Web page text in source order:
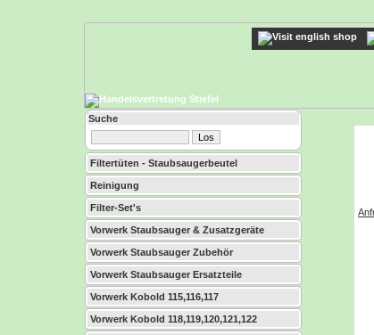
Suche
Filtertüten - Staubsaugerbeutel
Reinigung
Filter-Set's
Vorwerk Staubsauger & Zusatzgeräte
Vorwerk Staubsauger Zubehör
Vorwerk Staubsauger Ersatzteile
Vorwerk Kobold 115,116,117
Vorwerk Kobold 118,119,120,121,122